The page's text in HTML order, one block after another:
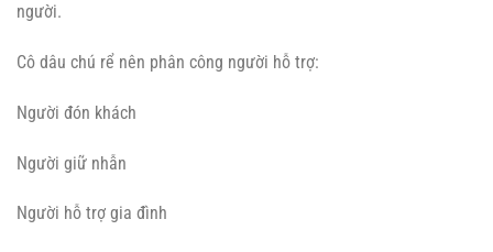
người.
Cô dâu chú rể nên phân công người hỗ trợ:
Người đón khách
Người giữ nhẫn
Người hỗ trợ gia đình